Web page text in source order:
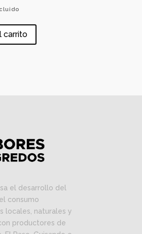
carrito
el desarrollo del
consumo
locales, naturales y
productores de